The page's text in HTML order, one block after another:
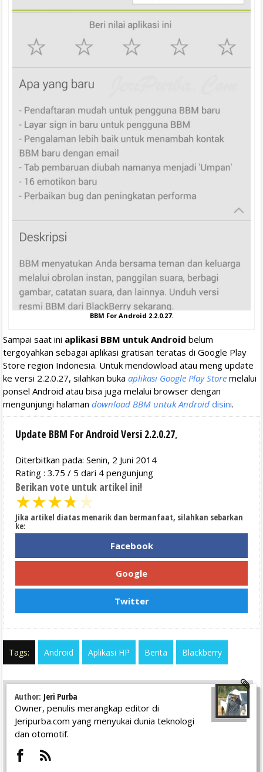
BBM For Android 2.2.0.27.
Sampai saat ini aplikasi BBM untuk Android belum
tergoyahkan sebagai aplikasi gratisan teratas di Google Play
Store region Indonesia. Untuk mendowload atau meng update
ke versi 2.2.0.27, silahkan buka aplikasi Google Play Store melalui
ponsel Android atau bisa juga melalui browser dengan
mengunjungi halaman download BBM untuk Android disini.
Update BBM For Android Versi 2.2.0.27,
Diterbitkan pada: Senin, 2 Juni 2014
Rating : 3.75 / 5 dari 4 pengunjung
Berikan vote untuk artikel ini!
★★★★★
Jika artikel diatas menarik dan bermanfaat, silahkan sebarkan
ke:
Facebook
Google
Twitter
Tags: Android Aplikasi HP Berita Blackberry
Author: Jeri Purba
Owner, penulis merangkap editor di
Jeripurba.com yang menyukai dunia teknologi
dan otomotif.